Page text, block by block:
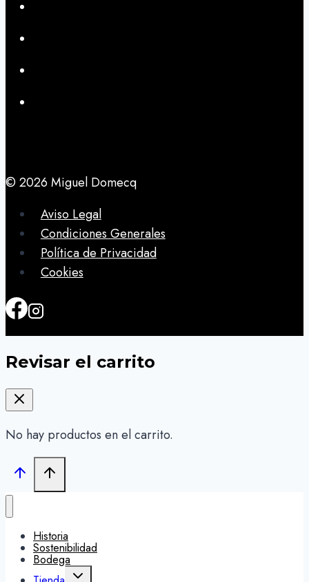
© 2026 Miguel Domecq
Aviso Legal
Condiciones Generales
Política de Privacidad
Cookies
Revisar el carrito
No hay productos en el carrito.
Historia
Sostenibilidad
Bodega
Alternar